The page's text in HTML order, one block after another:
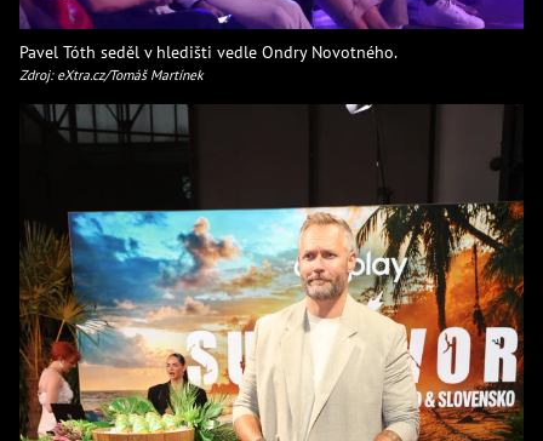
Pavel Tóth seděl v hledišti vedle Ondry Novotného.
Zdroj: eXtra.cz/Tomáš Martínek